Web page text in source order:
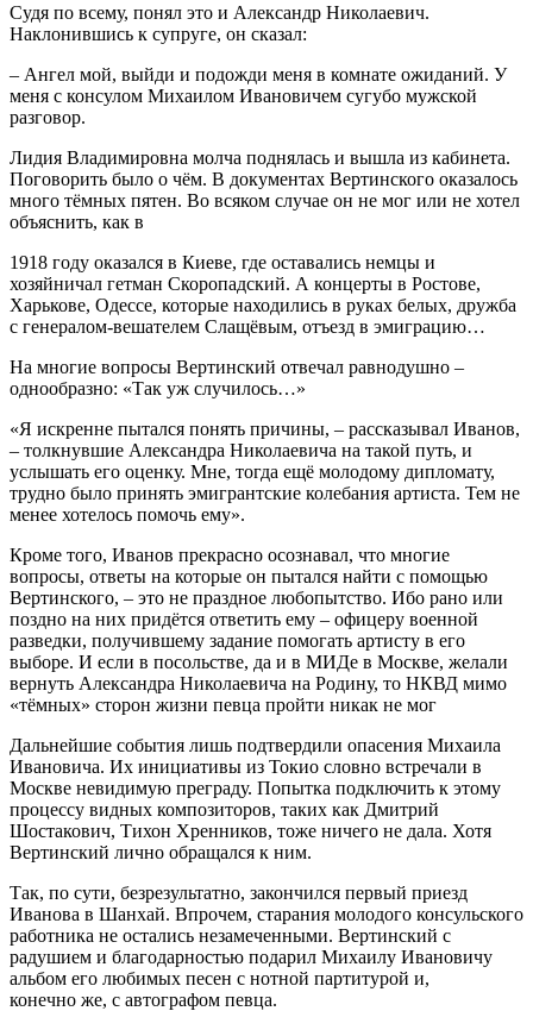
Судя по всему, понял это и Александр Николаевич.
Наклонившись к супруге, он сказал:
– Ангел мой, выйди и подожди меня в комнате ожиданий. У
меня с консулом Михаилом Ивановичем сугубо мужской
разговор.
Лидия Владимировна молча поднялась и вышла из кабинета.
Поговорить было о чём. В документах Вертинского оказалось
много тёмных пятен. Во всяком случае он не мог или не хотел
объяснить, как в
1918 году оказался в Киеве, где оставались немцы и
хозяйничал гетман Скоропадский. А концерты в Ростове,
Харькове, Одессе, которые находились в руках белых, дружба
с генералом-вешателем Слащёвым, отъезд в эмиграцию…
На многие вопросы Вертинский отвечал равнодушно –
однообразно: «Так уж случилось…»
«Я искренне пытался понять причины, – рассказывал Иванов,
– толкнувшие Александра Николаевича на такой путь, и
услышать его оценку. Мне, тогда ещё молодому дипломату,
трудно было принять эмигрантские колебания артиста. Тем не
менее хотелось помочь ему».
Кроме того, Иванов прекрасно осознавал, что многие
вопросы, ответы на которые он пытался найти с помощью
Вертинского, – это не праздное любопытство. Ибо рано или
поздно на них придётся ответить ему – офицеру военной
разведки, получившему задание помогать артисту в его
выборе. И если в посольстве, да и в МИДе в Москве, желали
вернуть Александра Николаевича на Родину, то НКВД мимо
«тёмных» сторон жизни певца пройти никак не мог
Дальнейшие события лишь подтвердили опасения Михаила
Ивановича. Их инициативы из Токио словно встречали в
Москве невидимую преграду. Попытка подключить к этому
процессу видных композиторов, таких как Дмитрий
Шостакович, Тихон Хренников, тоже ничего не дала. Хотя
Вертинский лично обращался к ним.
Так, по сути, безрезультатно, закончился первый приезд
Иванова в Шанхай. Впрочем, старания молодого консульского
работника не остались незамеченными. Вертинский с
радушием и благодарностью подарил Михаилу Ивановичу
альбом его любимых песен с нотной партитурой и,
конечно же, с автографом певца.